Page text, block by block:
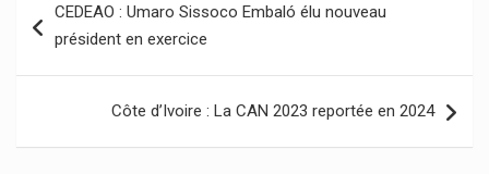
de
CEDEAO : Umaro Sissoco Embaló élu nouveau
président en exercice
Côte d’Ivoire : La CAN 2023 reportée en 2024